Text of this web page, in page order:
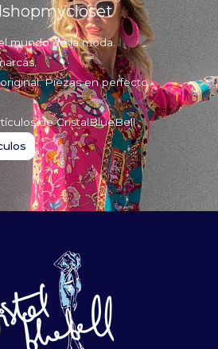
mundo de la moda.
Piezas en perfecto
de CristalBlueBell